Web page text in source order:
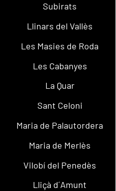
Subirats
Llinars del Vallès
Les Masies de Roda
Les Cabanyes
La Quar
Sant Celoni
Maria de Palautordera
Maria de Merlès
Vilobí del Penedès
Lliçà d´Amunt